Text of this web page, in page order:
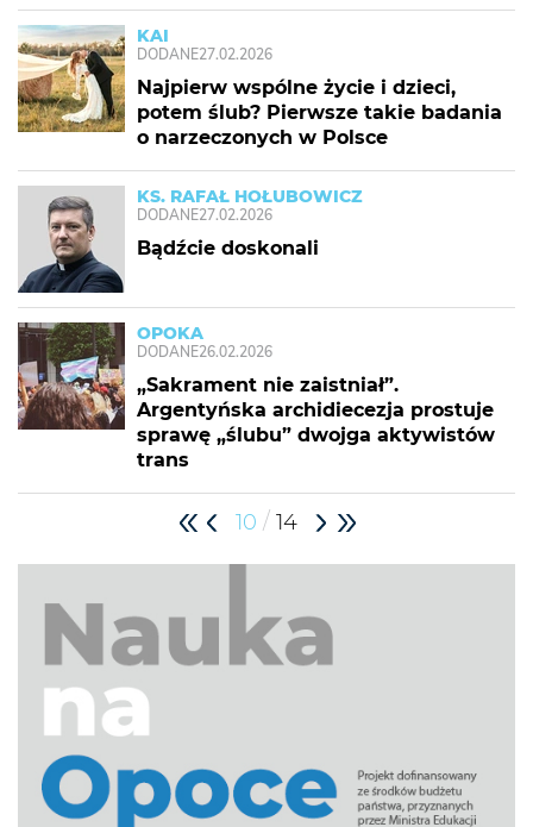
KAI
DODANE27.02.2026
Najpierw wspólne życie i dzieci,
potem ślub? Pierwsze takie badania
o narzeczonych w Polsce
KS. RAFAŁ HOŁUBOWICZ
DODANE27.02.2026
Bądźcie doskonali
OPOKA
DODANE26.02.2026
„Sakrament nie zaistniał”.
Argentyńska archidiecezja prostuje
sprawę „ślubu” dwojga aktywistów
trans
10 / 14